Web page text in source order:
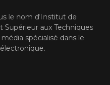
le nom d'Institut de
aux Techniques
spécialisé dans le